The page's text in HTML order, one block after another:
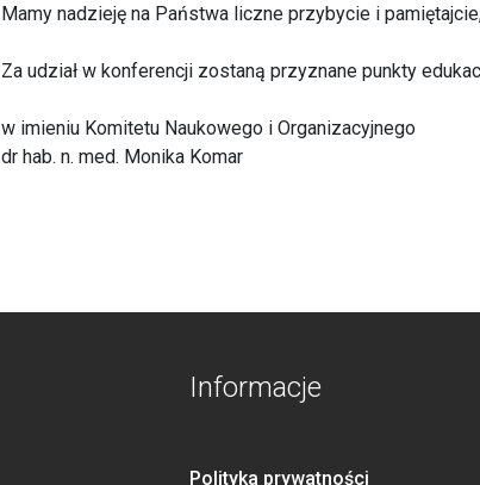
Mamy nadzieję na Państwa liczne przybycie i
Za udział w konferencji zostaną przyznane punkty
w imieniu Komitetu Naukowego i Organizacyjnego
dr hab. n. med. Monika Komar
Informacje
Polityka prywatności